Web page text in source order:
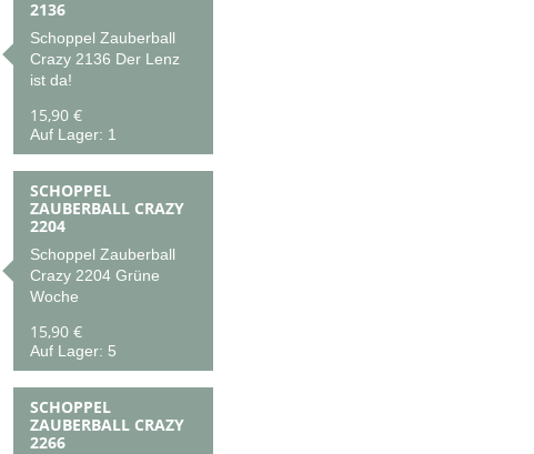
2136
Schoppel Zauberball
Crazy 2136 Der Lenz
ist da!
15,90 €
Auf Lager: 1
SCHOPPEL
ZAUBERBALL CRAZY
2204
Schoppel Zauberball
Crazy 2204 Grüne
Woche
15,90 €
Auf Lager: 5
SCHOPPEL
ZAUBERBALL CRAZY
2266